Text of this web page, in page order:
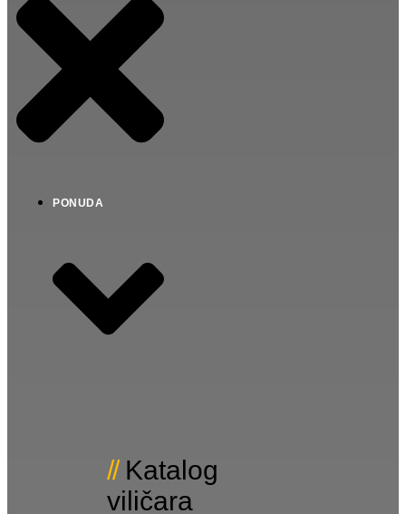
PONUDA
Katalog
viličara